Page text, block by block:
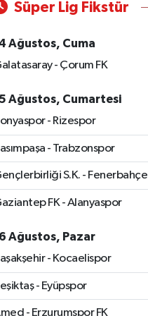
Süper Lig Fikstür
Ağustos, Cuma
- Çorum FK
Ağustos, Cumartesi
- Rizespor
- Trabzonspor
S.K. - Fenerbahçe
FK - Alanyaspor
Ağustos, Pazar
- Kocaelispor
- Eyüpspor
- Erzurumspor FK